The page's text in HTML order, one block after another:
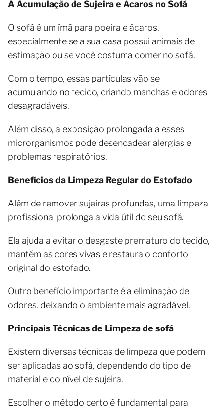
A Acumulação de Sujeira e Ácaros no Sofá
O sofá é um ímã para poeira e ácaros,
especialmente se a sua casa possui animais de
estimação ou se você costuma comer no sofá.
Com o tempo, essas partículas vão se
acumulando no tecido, criando manchas e odores
desagradáveis.
Além disso, a exposição prolongada a esses
microrganismos pode desencadear alergias e
problemas respiratórios.
Benefícios da Limpeza Regular do Estofado
Além de remover sujeiras profundas, uma limpeza
profissional prolonga a vida útil do seu sofá.
Ela ajuda a evitar o desgaste prematuro do tecido,
mantém as cores vivas e restaura o conforto
original do estofado.
Outro benefício importante é a eliminação de
odores, deixando o ambiente mais agradável.
Principais Técnicas de Limpeza de sofá
Existem diversas técnicas de limpeza que podem
ser aplicadas ao sofá, dependendo do tipo de
material e do nível de sujeira.
Escolher o método certo é fundamental para